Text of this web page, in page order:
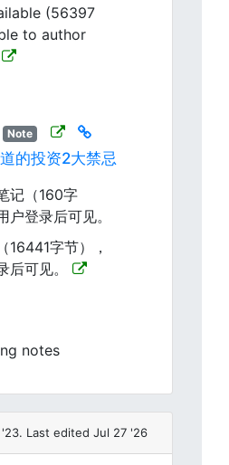
(56397
to author
Note
的投资2大禁忌
记（160字
户登录后可见。
16441字节），
后可见。
notes
Last edited Jul 27 '26